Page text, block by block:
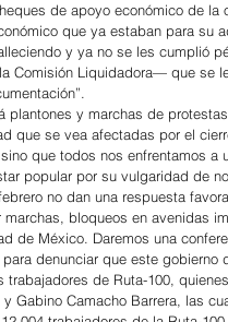
de apoyo económico de
que ya estaban para su
y ya no se les cumplió
Comisión Liquidadora— que se
plantones y marchas de
que se vea afectadas por el
que todos nos enfrentamos a
popular por su vulgaridad de
no dan una respuesta
bloqueos en avenidas
de México. Daremos una
denunciar que este gobierno
trabajadores de Ruta-100,
Gabino Camacho Barrera, las